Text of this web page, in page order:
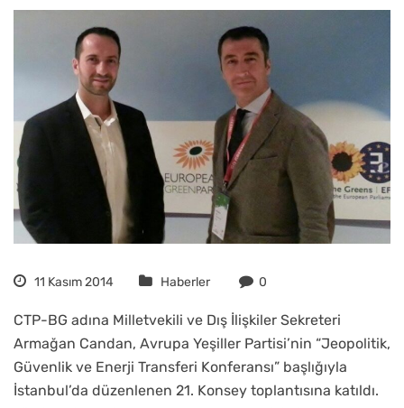
11 Kasım 2014 Haberler 0
CTP-BG adına Milletvekili ve Dış İlişkiler Sekreteri
Armağan Candan, Avrupa Yeşiller Partisi’nin “Jeopolitik,
Güvenlik ve Enerji Transferi Konferansı” başlığıyla
İstanbul’da düzenlenen 21. Konsey toplantısına katıldı.